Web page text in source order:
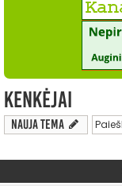
Kenkėjai
Nauja tema